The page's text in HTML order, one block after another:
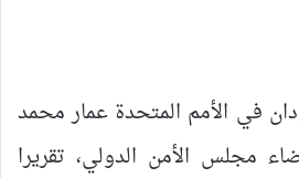
في الأمم المتحدة عمار محمد
مجلس الأمن الدولي، تقريرا